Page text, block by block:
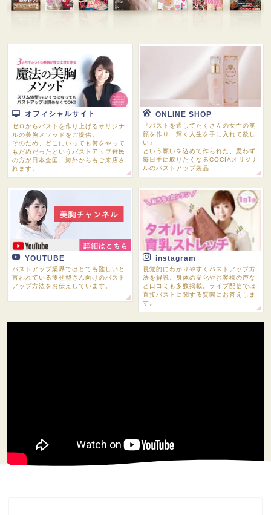
オフィシャルサイト
ゼロからバストを作り上げるオリジナ
ルの美胸メソッドをご提供。
そのため、どこにいっても何をやって
もだめだったというバストアップ難民
の方が日本全国、海外からもご来店さ
れます。
ONLINE SHOP
『バストを通してたくさんの女性の笑
顔を作り、輝く人生を手に入れて欲し
い』
という願いを込めて作られた、思わず
毎日手に取りたくなるCOCIAオリジナ
ルのバストアップ製品
YOUTUBE
バストアップ業界ではとても難しいと
言われている痩せ型さん向けのバスト
アップ方法をお伝えしています。
instagram
視覚的にわかりやすくバストアップ方
法を解説。身体の変化やお客様の声な
ど口コミも多数掲載。ライブ配信では
直接バストに関する質問にお答えしま
す。